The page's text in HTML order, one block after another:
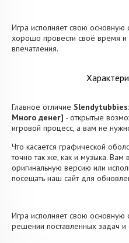
Игра исполняет свою основную
хорошо провести своё время и
впечатления.
Главное отличие
Много денег] - открытые
игровой процесс, а вам не
Что касается графической
точно так же, как и музыка. Вам
оригинальную версию или
посещать наш сайт для
Игра исполняет свою основную
решении поставленных задач